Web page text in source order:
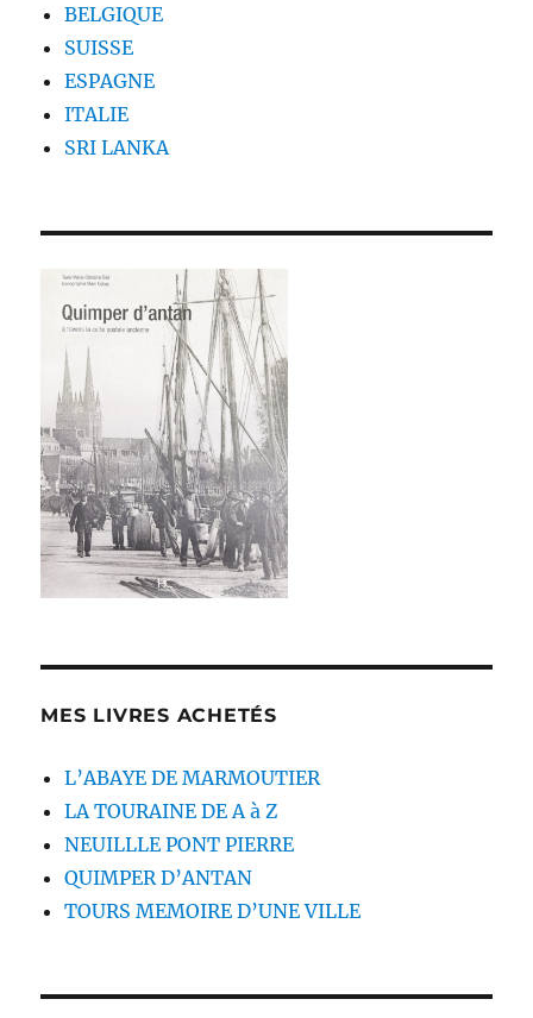
BELGIQUE
SUISSE
ESPAGNE
ITALIE
SRI LANKA
MES LIVRES ACHETÉS
L’ABAYE DE MARMOUTIER
LA TOURAINE DE A à Z
NEUILLLE PONT PIERRE
QUIMPER D’ANTAN
TOURS MEMOIRE D’UNE VILLE